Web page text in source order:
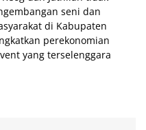
seni dan
di Kabupaten
perekonomian
yang terselenggara